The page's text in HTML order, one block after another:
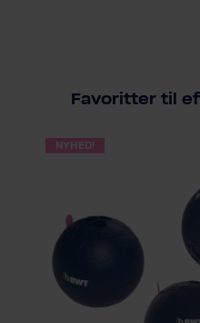
Favoritter til
NYHED!